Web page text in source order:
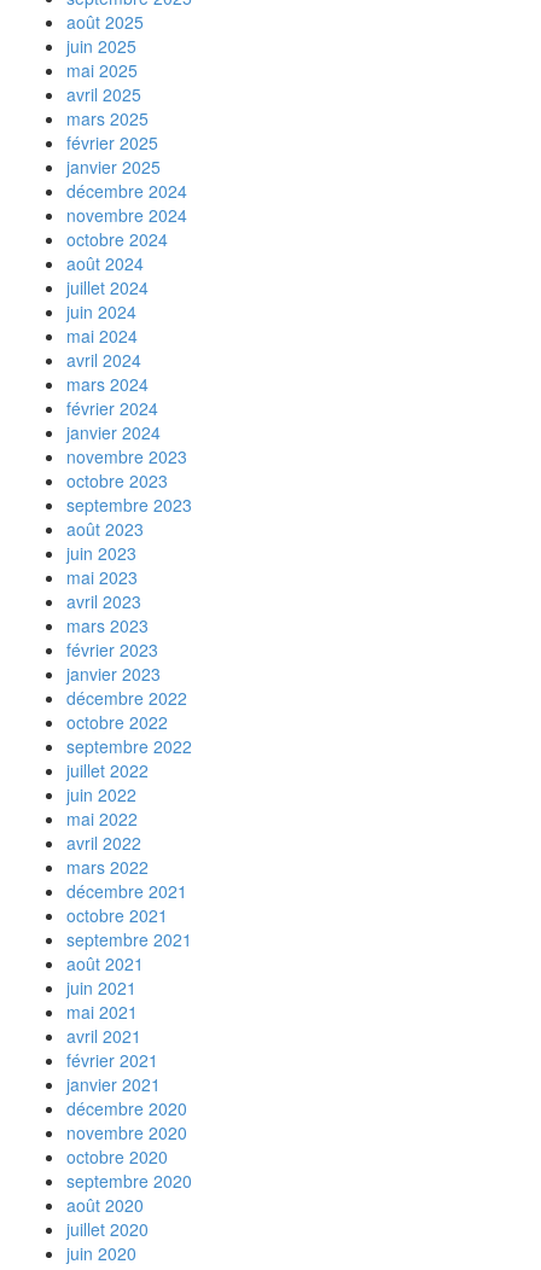
août 2025
juin 2025
mai 2025
avril 2025
mars 2025
février 2025
janvier 2025
décembre 2024
novembre 2024
octobre 2024
août 2024
juillet 2024
juin 2024
mai 2024
avril 2024
mars 2024
février 2024
janvier 2024
novembre 2023
octobre 2023
septembre 2023
août 2023
juin 2023
mai 2023
avril 2023
mars 2023
février 2023
janvier 2023
décembre 2022
octobre 2022
septembre 2022
juillet 2022
juin 2022
mai 2022
avril 2022
mars 2022
décembre 2021
octobre 2021
septembre 2021
août 2021
juin 2021
mai 2021
avril 2021
février 2021
janvier 2021
décembre 2020
novembre 2020
octobre 2020
septembre 2020
août 2020
juillet 2020
juin 2020